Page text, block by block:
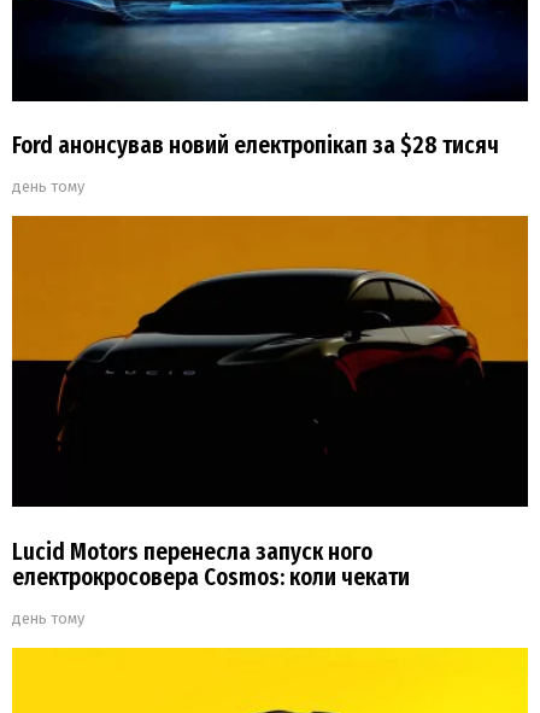
Ford анонсував новий електропікап за $28 тисяч
день тому
Lucid Motors перенесла запуск ного
електрокросовера Cosmos: коли чекати
день тому